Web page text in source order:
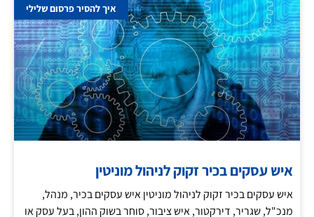
איך להסיר פרסום שלילי
איש עסקים בכיר זקוק לניהול מוניטין
איש עסקים בכיר זקוק לניהול מוניטין איש עסקים בכיר, מנהל,
מנכ"ל, שגריר, דירקטור, איש ציבור, סוחר בשוק ההון, בעל עסק או